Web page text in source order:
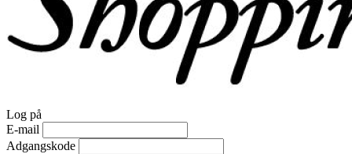
Log på
E-mail
Adgangskode